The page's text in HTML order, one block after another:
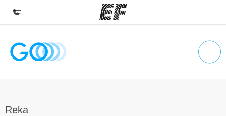
Homepage
Reka